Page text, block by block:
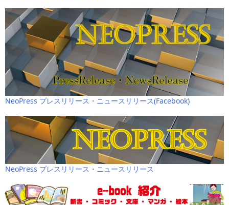
NeoPress プレスリリース・ニュースリリース(Facebook)
NeoPress プレスリリース・ニュースリリース